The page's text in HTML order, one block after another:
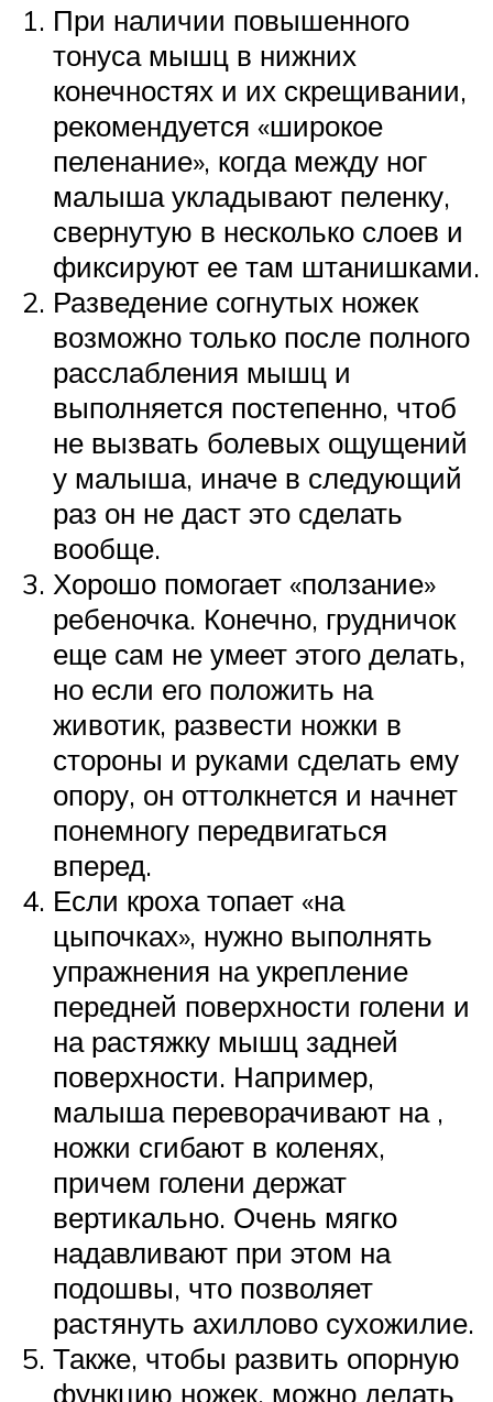
При наличии повышенного
тонуса мышц в нижних
конечностях и их скрещивании,
рекомендуется «широкое
пеленание», когда между ног
малыша укладывают пеленку,
свернутую в несколько слоев и
фиксируют ее там штанишками.
Разведение согнутых ножек
возможно только после полного
расслабления мышц и
выполняется постепенно, чтоб
не вызвать болевых ощущений
у малыша, иначе в следующий
раз он не даст это сделать
вообще.
Хорошо помогает «ползание»
ребеночка. Конечно, грудничок
еще сам не умеет этого делать,
но если его положить на
животик, развести ножки в
стороны и руками сделать ему
опору, он оттолкнется и начнет
понемногу передвигаться
вперед.
Если кроха топает «на
цыпочках», нужно выполнять
упражнения на укрепление
передней поверхности голени и
на растяжку мышц задней
поверхности. Например,
малыша переворачивают на ,
ножки сгибают в коленях,
причем голени держат
вертикально. Очень мягко
надавливают при этом на
подошвы, что позволяет
растянуть ахиллово сухожилие.
Также, чтобы развить опорную
функцию ножек, можно делать